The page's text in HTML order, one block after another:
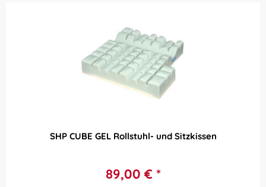
SHP CUBE GEL Rollstuhl- und Sitzkissen
89,00 € *